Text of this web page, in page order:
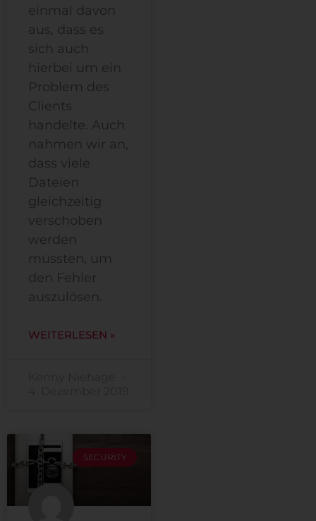
einmal davon
aus, dass es
sich auch
hierbei um ein
Problem des
Clients
handelte. Auch
nahmen wir an,
dass viele
Dateien
gleichzeitig
verschoben
werden
müssten, um
den Fehler
auszulösen.
WEITERLESEN »
SECURITY